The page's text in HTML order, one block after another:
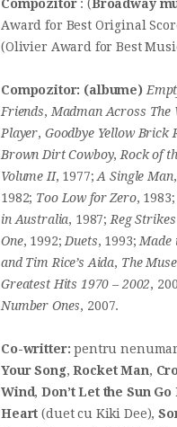
Compozitor: (Broadway
Award for Best Original
(Olivier Award for Best
Compozitor: (albume)
Friends, Madman Across The
Player, Goodbye Yellow Brick
Brown Dirt Cowboy, Rock of
Volume II, 1977;A Single Man
1982; Too Low for Zero, 1983;
in Australia, 1987; Reg
One, 1992; Duets, 1993; Made
and Tim Rice’s Aida, The Muse
Greatest Hits 1970 – 2002,
Number Ones, 2007.
Co-writter: pentru
Your Song,Rocket Man,
Wind,Don’t Let the Sun
Heart (duet cu Kiki Dee),